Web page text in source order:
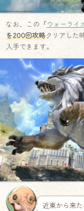
なお、この『ウォーライ
を200回攻略クリアした
入手できます。
近東から来